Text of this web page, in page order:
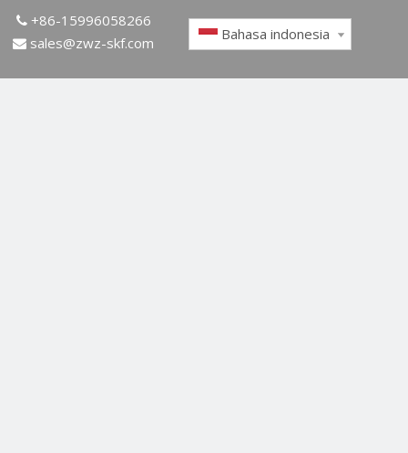
+86-15996058266
 sales@zwz-skf.com Bahasa indonesia